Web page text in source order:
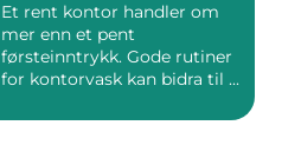
Et rent kontor handler om
mer enn et pent
førsteinntrykk. Gode rutiner
for kontorvask kan bidra til ...